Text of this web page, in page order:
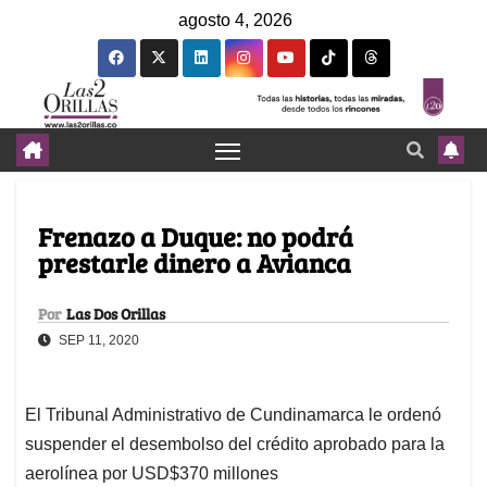
agosto 4, 2026
Frenazo a Duque: no podrá
prestarle dinero a Avianca
Por Las Dos Orillas
SEP 11, 2020
El Tribunal Administrativo de Cundinamarca le ordenó
suspender el desembolso del crédito aprobado para la
aerolínea por USD$370 millones